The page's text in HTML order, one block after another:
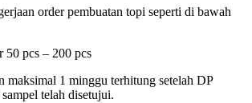
order pembuatan topi seperti di bawah
50 pcs – 200 pcs
maksimal 1 minggu terhitung setelah DP
telah disetujui.